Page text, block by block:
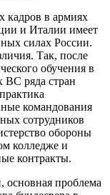
кадров в армиях
и Италии имеет
силах России.
Так, после
обучения в
ВС ряда стран
командования
сотрудников
обороны
колледже и
контракты.
проблема